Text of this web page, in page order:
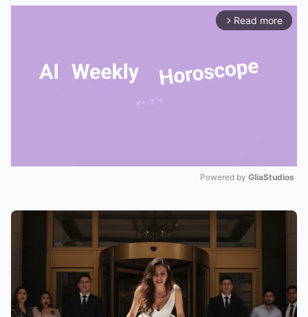
arrow_forward_ios Read more
Powered by GliaStudios